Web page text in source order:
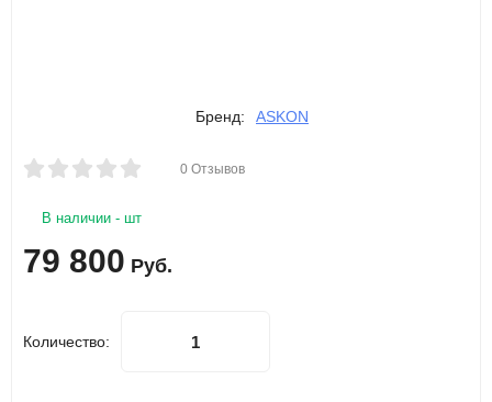
Бренд: ASKON
0 Отзывов
В наличии - шт
79 800 Руб.
Количество: